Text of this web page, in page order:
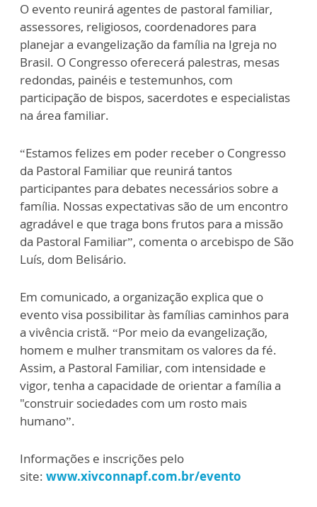
O evento reunirá agentes de pastoral familiar,
assessores, religiosos, coordenadores para
planejar a evangelização da família na Igreja no
Brasil. O Congresso oferecerá palestras, mesas
redondas, painéis e testemunhos, com
participação de bispos, sacerdotes e especialistas
na área familiar.
“Estamos felizes em poder receber o Congresso
da Pastoral Familiar que reunirá tantos
participantes para debates necessários sobre a
família. Nossas expectativas são de um encontro
agradável e que traga bons frutos para a missão
da Pastoral Familiar”, comenta o arcebispo de São
Luís, dom Belisário.
Em comunicado, a organização explica que o
evento visa possibilitar às famílias caminhos para
a vivência cristã. “Por meio da evangelização,
homem e mulher transmitam os valores da fé.
Assim, a Pastoral Familiar, com intensidade e
vigor, tenha a capacidade de orientar a família a
"construir sociedades com um rosto mais
humano”.
Informações e inscrições pelo
site: www.xivconnapf.com.br/evento